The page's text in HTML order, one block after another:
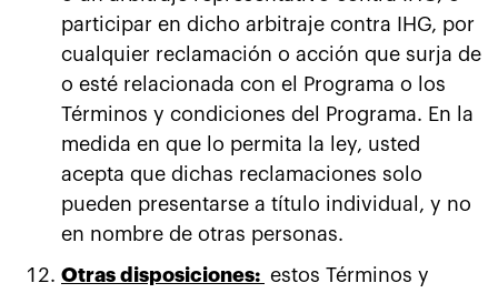
participar en dicho arbitraje contra IHG, por
cualquier reclamación o acción que surja de
o esté relacionada con el Programa o los
Términos y condiciones del Programa. En la
medida en que lo permita la ley, usted
acepta que dichas reclamaciones solo
pueden presentarse a título individual, y no
en nombre de otras personas.
Otras disposiciones: estos Términos y